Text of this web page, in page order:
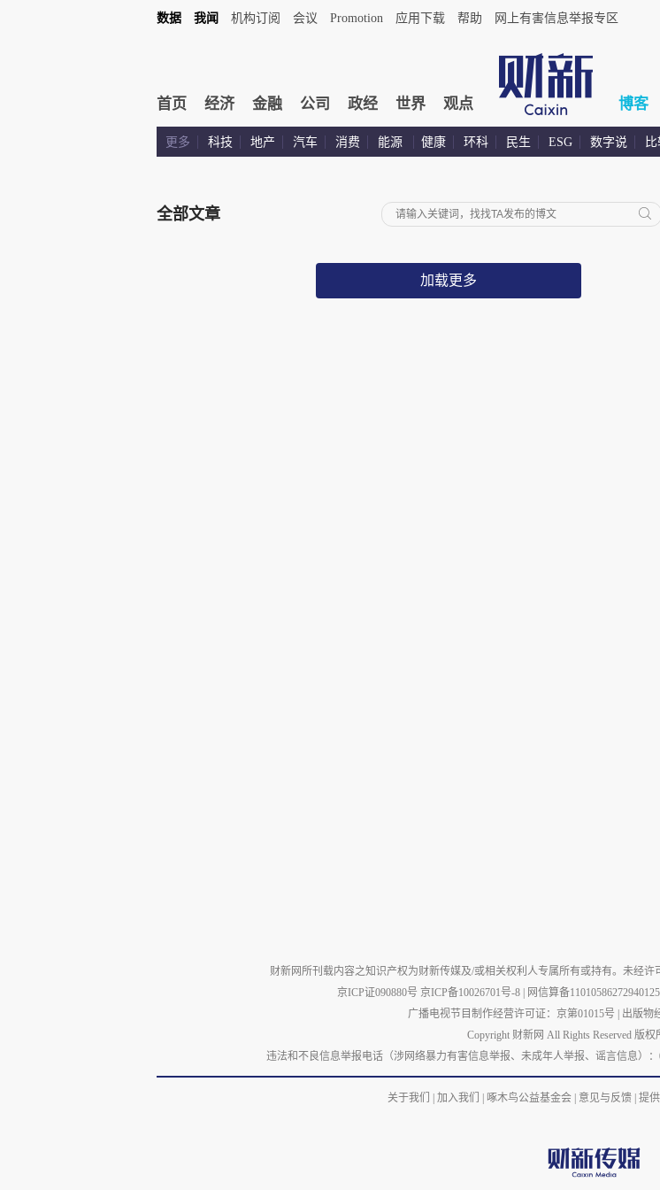
数据 我闻 机构订阅 会议 Promotion 应用下载 帮助 网上有害信息举报专区
首页 经济 金融 公司 政经 世界 观点 博客
更多 科技 地产 汽车 消费 能源 健康 环科 民生 ESG 数字说
全部文章
加载更多
财新网所刊载内容之知识产权为财新传媒及/或相关权利人专属所有或持有。未经许
京ICP证090880号 京ICP备10026701号-8 | 网信算备
广播电视节目制作经营许可证：京第01015号 | 出版物
Copyright 财新网 All Rights Reserved 版
违法和不良信息举报电话（涉网络暴力有害信息举报、未成年人举报、谣言信息）：
关于我们 | 加入我们 | 啄木鸟公益基金会 | 意见与反馈 | 提